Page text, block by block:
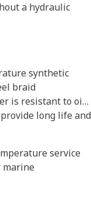
a hydraulic
synthetic
braid
is resistant to oil,
long life and
service
marine